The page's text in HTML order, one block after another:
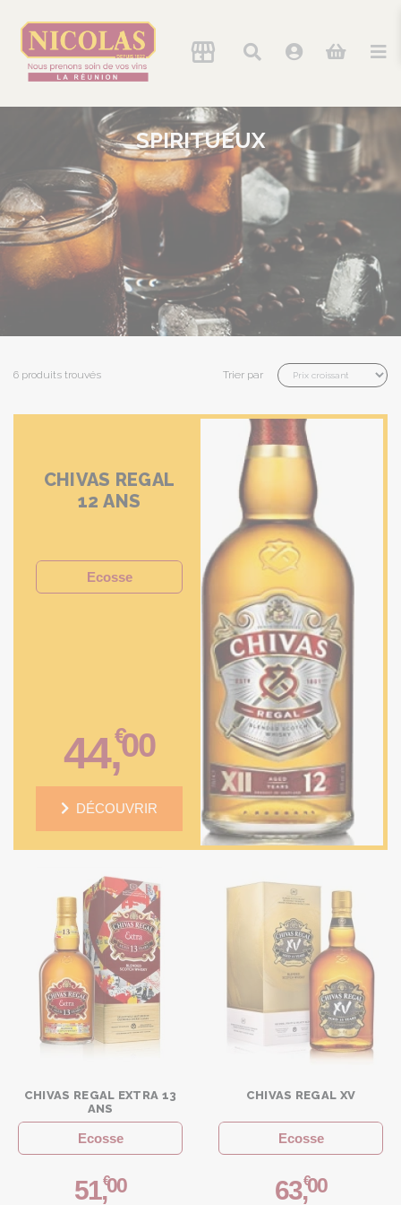
SPIRITUEUX
6 produits trouvés Trier par
CHIVAS REGAL
12 ANS
Ecosse
44
,€00
DÉCOUVRIR
CHIVAS REGAL EXTRA 13
ANS
Ecosse
51
,€00
CHIVAS REGAL XV
Ecosse
63
,€00